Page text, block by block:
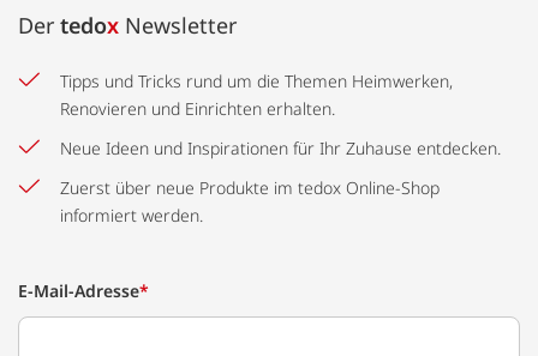
Der tedox Newsletter
Tipps und Tricks rund um die Themen Heimwerken,
Renovieren und Einrichten erhalten.
Neue Ideen und Inspirationen für Ihr Zuhause entdecken.
Zuerst über neue Produkte im tedox Online-Shop
informiert werden.
E-Mail-Adresse*